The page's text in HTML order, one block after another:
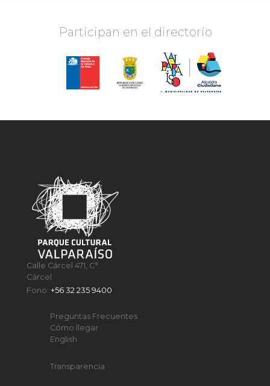
Participan en el directorio
Calle Cárcel 471, C°
Cárcel
Fono:+56 32 235 9400
Preguntas Frecuentes
Cómo llegar
English
Transparencia